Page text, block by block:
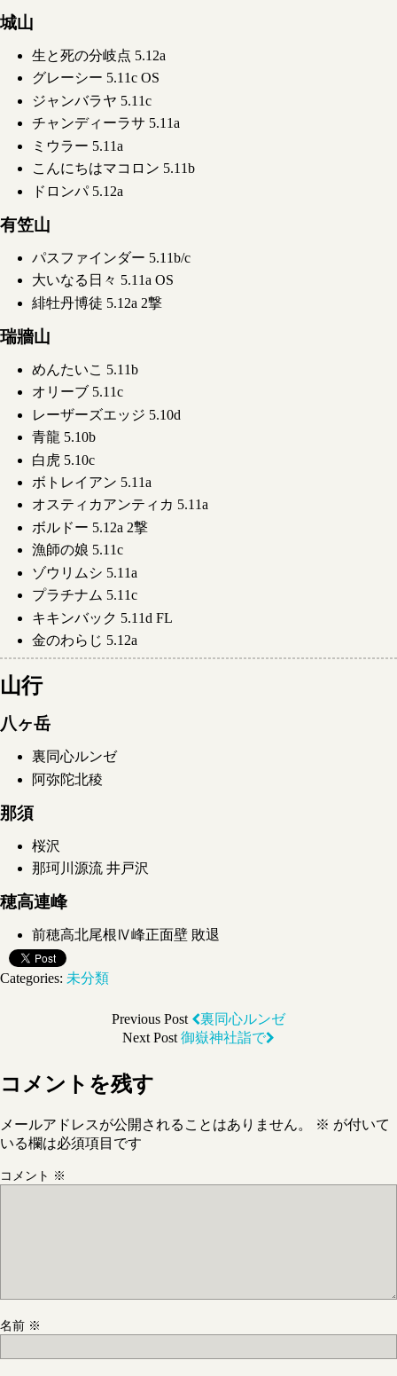
城山
生と死の分岐点 5.12a
グレーシー 5.11c OS
ジャンバラヤ 5.11c
チャンディーラサ 5.11a
ミウラー 5.11a
こんにちはマコロン 5.11b
ドロンパ 5.12a
有笠山
パスファインダー 5.11b/c
大いなる日々 5.11a OS
緋牡丹博徒 5.12a 2撃
瑞牆山
めんたいこ 5.11b
オリーブ 5.11c
レーザーズエッジ 5.10d
青龍 5.10b
白虎 5.10c
ボトレイアン 5.11a
オスティカアンティカ 5.11a
ボルドー 5.12a 2撃
漁師の娘 5.11c
ゾウリムシ 5.11a
プラチナム 5.11c
キキンバック 5.11d FL
金のわらじ 5.12a
山行
八ヶ岳
裏同心ルンゼ
阿弥陀北稜
那須
桜沢
那珂川源流 井戸沢
穂高連峰
前穂高北尾根Ⅳ峰正面壁 敗退
Categories: 未分類
Previous Post
裏同心ルンゼ
Next Post 御嶽神社詣で
コメントを残す
メールアドレスが公開されることはありません。 ※ が付いて
いる欄は必須項目です
コメント ※
名前 ※